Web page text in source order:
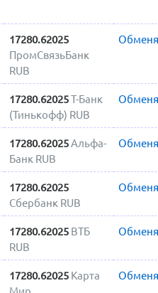
17280.62025
ПромСвязьБанк
RUB
17280.62025Т-Банк
(Тинькофф) RUB
17280.62025Альфа-
Банк RUB
17280.62025
Сбербанк RUB
17280.62025 ВТБ
RUB
17280.62025 Карта